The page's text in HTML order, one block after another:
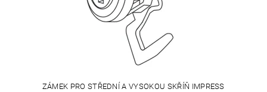
ZÁMEK PRO STŘEDNÍ A VYSOKOU SKŘÍŇ IMPRESS